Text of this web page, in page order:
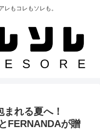
レもコレもソレも。
れる夏へ！
FERNANDAが贈